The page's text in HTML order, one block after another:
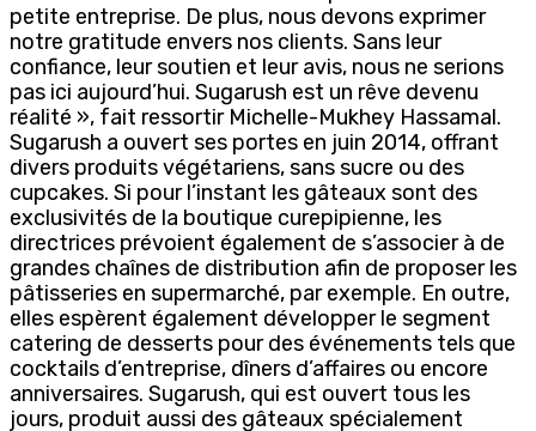
petite entreprise. De plus, nous devons exprimer
notre gratitude envers nos clients. Sans leur
confiance, leur soutien et leur avis, nous ne serions
pas ici aujourd’hui. Sugarush est un rêve devenu
réalité », fait ressortir Michelle-Mukhey Hassamal.
Sugarush a ouvert ses portes en juin 2014, offrant
divers produits végétariens, sans sucre ou des
cupcakes. Si pour l’instant les gâteaux sont des
exclusivités de la boutique curepipienne, les
directrices prévoient également de s’associer à de
grandes chaînes de distribution afin de proposer les
pâtisseries en supermarché, par exemple. En outre,
elles espèrent également développer le segment
catering de desserts pour des événements tels que
cocktails d’entreprise, dîners d’affaires ou encore
anniversaires. Sugarush, qui est ouvert tous les
jours, produit aussi des gâteaux spécialement